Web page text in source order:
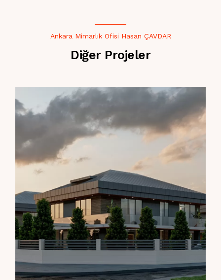
Ankara Mimarlık Ofisi Hasan ÇAVDAR
Diğer Projeler